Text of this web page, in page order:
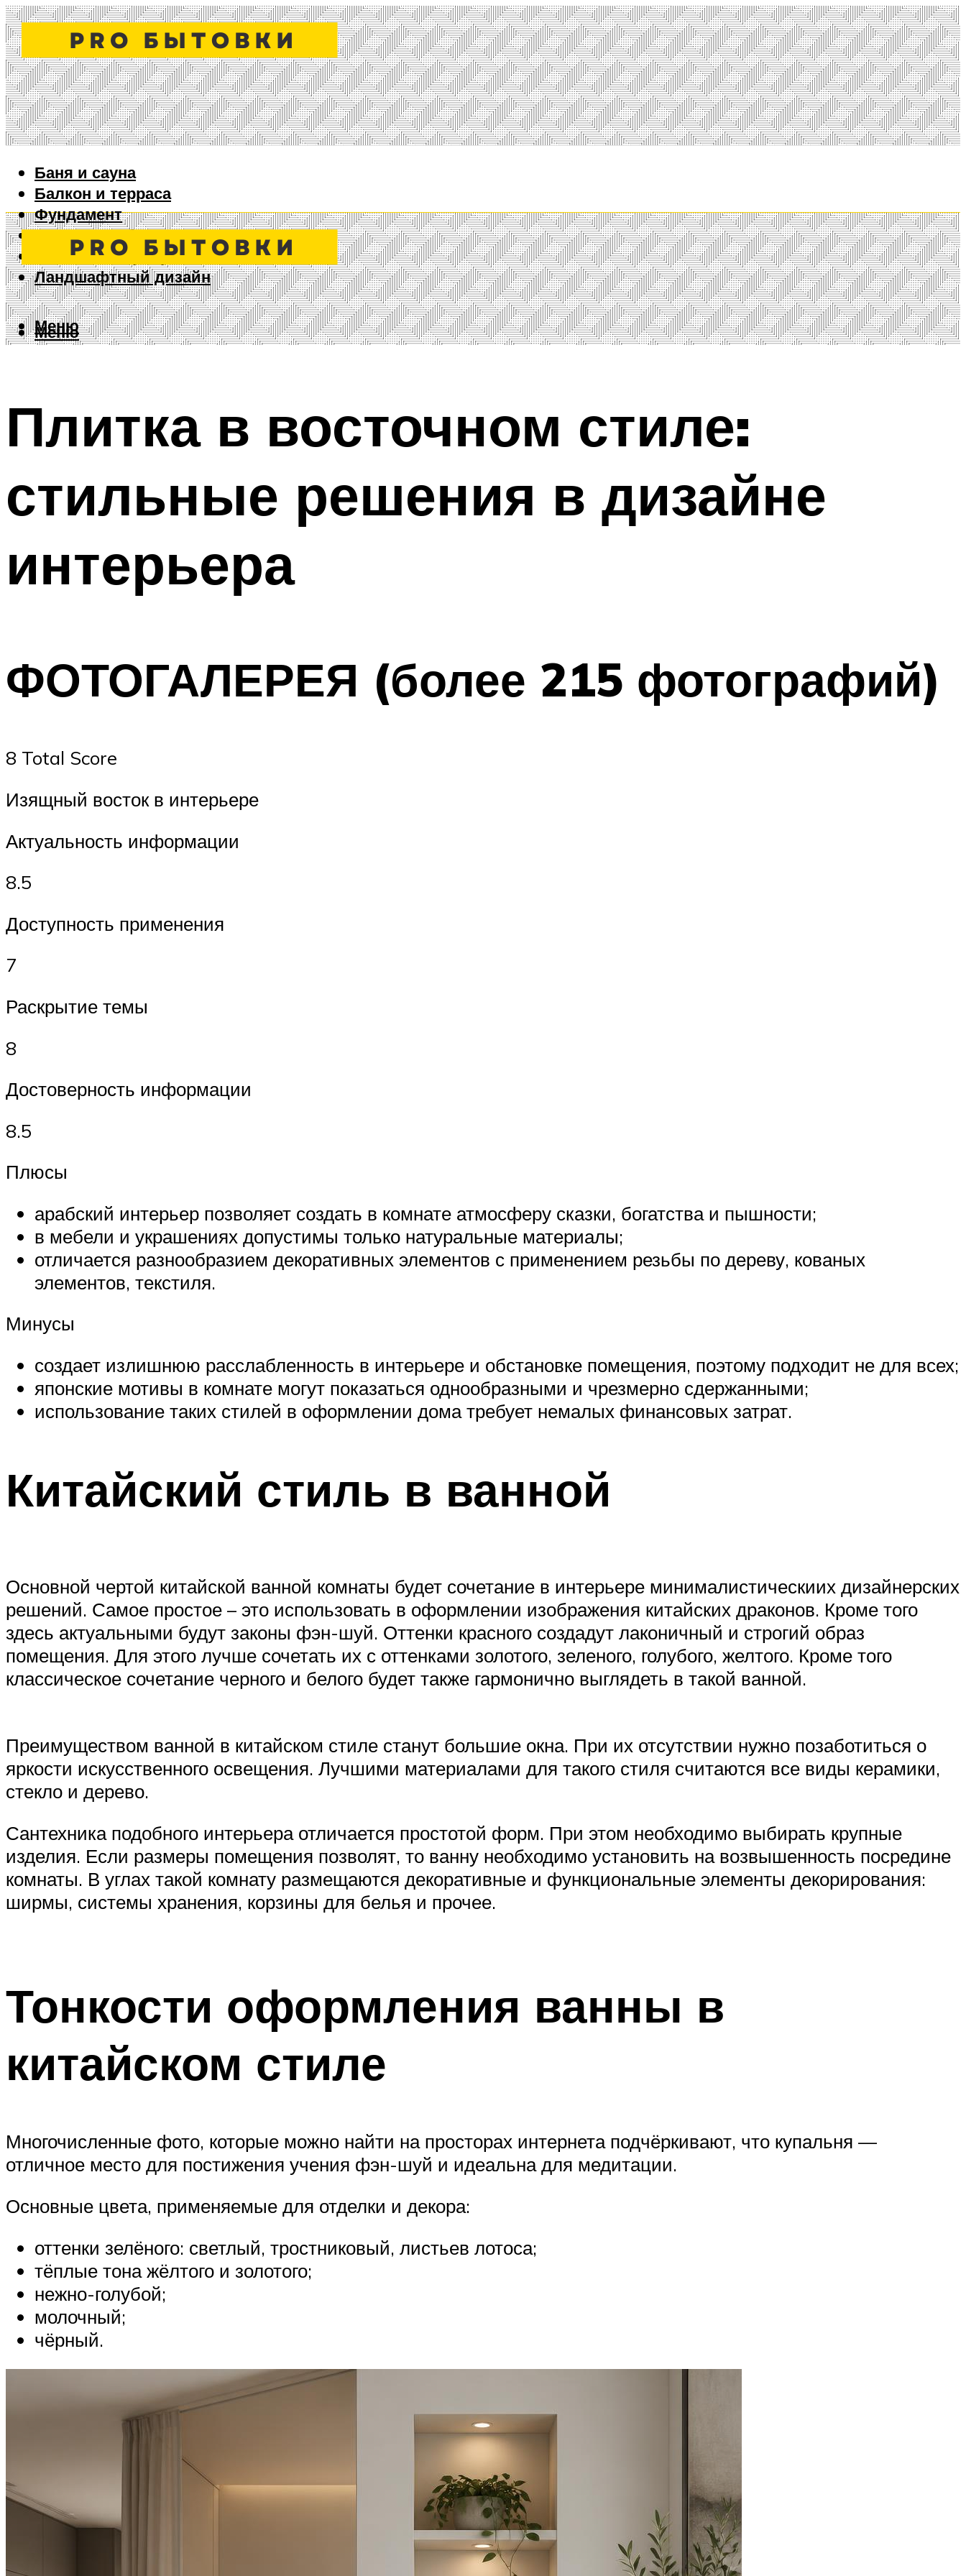
Баня и сауна
Балкон и терраса
Фундамент
Ворота и забор
Дизайн интерьера
Ландшафтный дизайн
Меню
Меню
Плитка в восточном стиле:
стильные решения в дизайне
интерьера
ФОТОГАЛЕРЕЯ (более 215 фотографий)
8 Total Score
Изящный восток в интерьере
Актуальность информации
8.5
Доступность применения
7
Раскрытие темы
8
Достоверность информации
8.5
Плюсы
арабский интерьер позволяет создать в комнате атмосферу сказки, богатства и пышности;
в мебели и украшениях допустимы только натуральные материалы;
отличается разнообразием декоративных элементов с применением резьбы по дереву, кованых
элементов, текстиля.
Минусы
создает излишнюю расслабленность в интерьере и обстановке помещения, поэтому подходит не для всех;
японские мотивы в комнате могут показаться однообразными и чрезмерно сдержанными;
использование таких стилей в оформлении дома требует немалых финансовых затрат.
Китайский стиль в ванной
Основной чертой китайской ванной комнаты будет сочетание в интерьере минималистическиих дизайнерских
решений. Самое простое – это использовать в оформлении изображения китайских драконов. Кроме того
здесь актуальными будут законы фэн-шуй. Оттенки красного создадут лаконичный и строгий образ
помещения. Для этого лучше сочетать их с оттенками золотого, зеленого, голубого, желтого. Кроме того
классическое сочетание черного и белого будет также гармонично выглядеть в такой ванной.
Преимуществом ванной в китайском стиле станут большие окна. При их отсутствии нужно позаботиться о
яркости искусственного освещения. Лучшими материалами для такого стиля считаются все виды керамики,
стекло и дерево.
Сантехника подобного интерьера отличается простотой форм. При этом необходимо выбирать крупные
изделия. Если размеры помещения позволят, то ванну необходимо установить на возвышенность посредине
комнаты. В углах такой комнату размещаются декоративные и функциональные элементы декорирования:
ширмы, системы хранения, корзины для белья и прочее.
Тонкости оформления ванны в
китайском стиле
Многочисленные фото, которые можно найти на просторах интернета подчёркивают, что купальня —
отличное место для постижения учения фэн-шуй и идеальна для медитации.
Основные цвета, применяемые для отделки и декора:
оттенки зелёного: светлый, тростниковый, листьев лотоса;
тёплые тона жёлтого и золотого;
нежно-голубой;
молочный;
чёрный.